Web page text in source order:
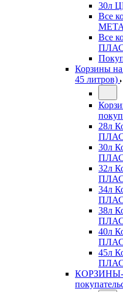
30л
Все
Все
Корзины
45 литров)
28л
30л
32л
34л
38л
40л
45л
КОРЗИНЫ-